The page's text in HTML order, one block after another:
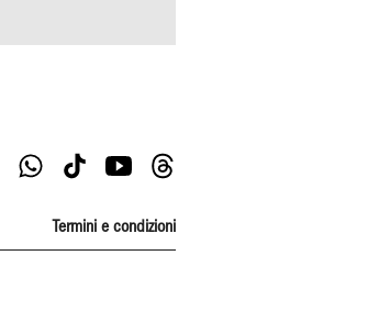
Termini e condizioni